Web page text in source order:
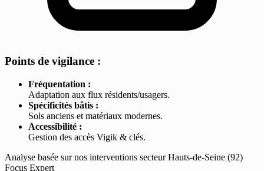
Points de vigilance :
Fréquentation :
Adaptation aux flux résidents/usagers.
Spécificités bâtis :
Sols anciens et matériaux modernes.
Accessibilité :
Gestion des accès Vigik & clés.
Analyse basée sur nos interventions secteur Hauts-de-Seine (92)
Focus Expert